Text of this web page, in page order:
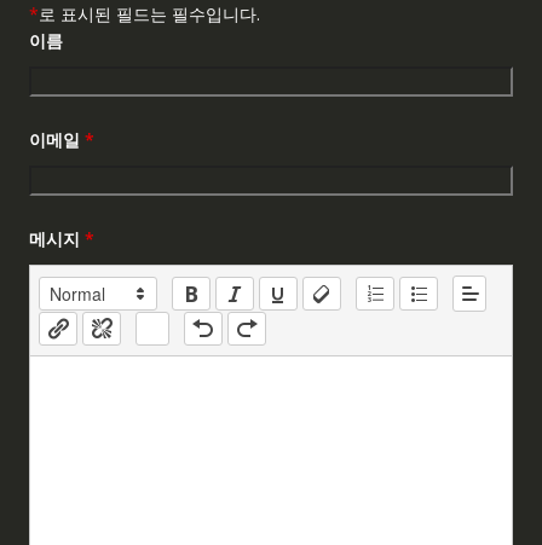
*로 표시된 필드는 필수입니다.
이름
이메일 *
메시지 *